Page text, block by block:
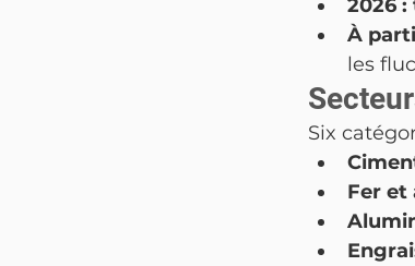
2026
À
les
Six
Fer et